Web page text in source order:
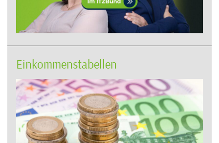
Einkommenstabellen